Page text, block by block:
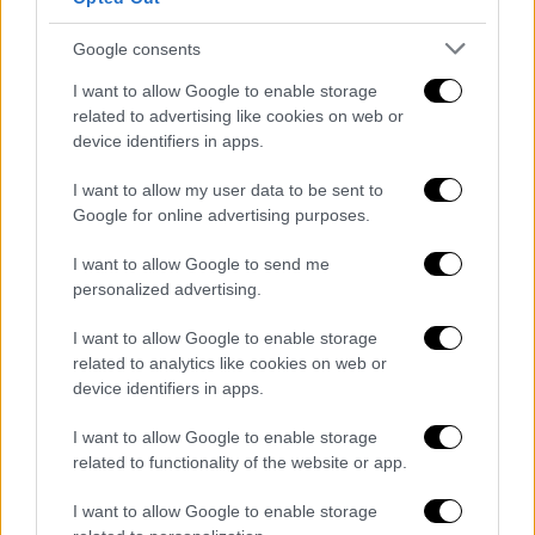
Google consents
I want to allow Google to enable storage
related to advertising like cookies on web or
device identifiers in apps.
I want to allow my user data to be sent to
Google for online advertising purposes.
I want to allow Google to send me
personalized advertising.
I want to allow Google to enable storage
related to analytics like cookies on web or
device identifiers in apps.
I want to allow Google to enable storage
related to functionality of the website or app.
I want to allow Google to enable storage
με πρόσκαιρες τοπικές βροχές.